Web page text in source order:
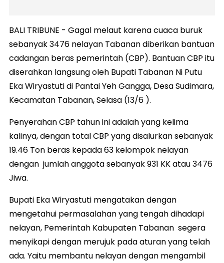
BALI TRIBUNE - Gagal melaut karena cuaca buruk
sebanyak 3476 nelayan Tabanan diberikan bantuan
cadangan beras pemerintah (CBP). Bantuan CBP itu
diserahkan langsung oleh Bupati Tabanan Ni Putu
Eka Wiryastuti di Pantai Yeh Gangga, Desa Sudimara,
Kecamatan Tabanan, Selasa (13/6 ).
Penyerahan CBP tahun ini adalah yang kelima
kalinya, dengan total CBP yang disalurkan sebanyak
19.46 Ton beras kepada 63 kelompok nelayan
dengan jumlah anggota sebanyak 931 KK atau 3476
Jiwa.
Bupati Eka Wiryastuti mengatakan dengan
mengetahui permasalahan yang tengah dihadapi
nelayan, Pemerintah Kabupaten Tabanan segera
menyikapi dengan merujuk pada aturan yang telah
ada. Yaitu membantu nelayan dengan mengambil